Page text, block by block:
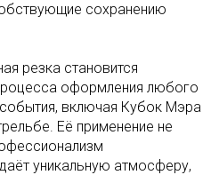
сохранению
резка становится
оформления любого
включая Кубок Мэра
Её применение не
уникальную атмосферу,